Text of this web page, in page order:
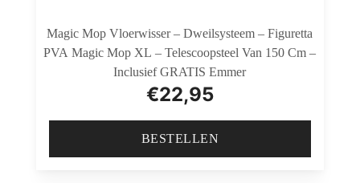
Magic Mop Vloerwisser – Dweilsysteem – Figuretta
PVA Magic Mop XL – Telescoopsteel Van 150 Cm –
Inclusief GRATIS Emmer
€22,95
BESTELLEN